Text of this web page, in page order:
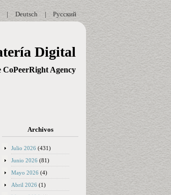
Русский
|
Deutsch
|
Digital
CoPeerRight Agency
Archivos
Julio 2026 (431)
Junio 2026 (81)
Mayo 2026 (4)
Abril 2026 (1)